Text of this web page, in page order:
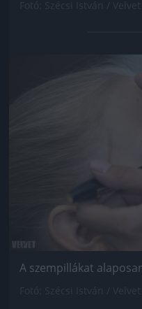
A szempillákat